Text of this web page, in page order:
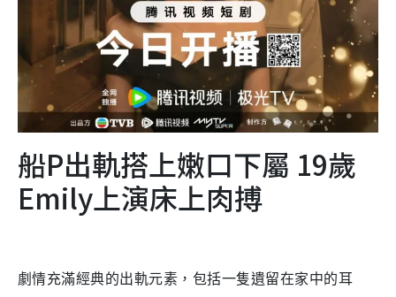
船P出軌搭上嫩口下屬 19歲
Emily上演床上肉搏
劇情充滿經典的出軌元素，包括一隻遺留在家中的耳